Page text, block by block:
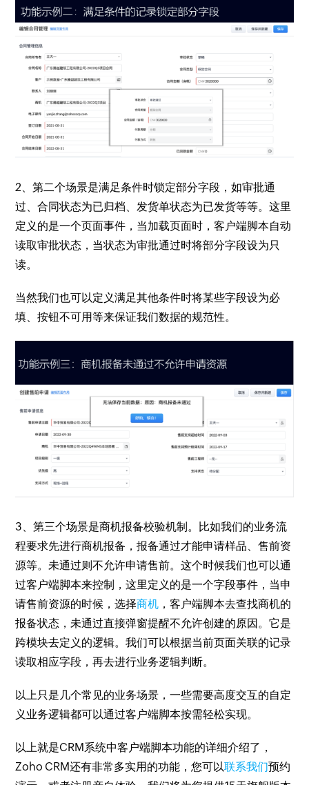
2、第二个场景是满足条件时锁定部分字段，如审批通
过、合同状态为已归档、发货单状态为已发货等等。这里
定义的是一个页面事件，当加载页面时，客户端脚本自动
读取审批状态，当状态为审批通过时将部分字段设为只
读。
当然我们也可以定义满足其他条件时将某些字段设为必
填、按钮不可用等来保证我们数据的规范性。
3、第三个场景是商机报备校验机制。比如我们的业务流
程要求先进行商机报备，报备通过才能申请样品、售前资
源等。未通过则不允许申请售前。这个时候我们也可以通
过客户端脚本来控制，这里定义的是一个字段事件，当申
请售前资源的时候，选择商机 ，客户端脚本去查找商机的
报备状态，未通过直接弹窗提醒不允许创建的原因。它是
跨模块去定义的逻辑。我们可以根据当前页面关联的记录
读取相应字段，再去进行业务逻辑判断。
以上只是几个常见的业务场景，一些需要高度交互的自定
义业务逻辑都可以通过客户端脚本按需轻松实现。
以上就是CRM系统中客户端脚本功能的详细介绍了，
Zoho CRM还有非常多实用的功能，您可以联系我们预约